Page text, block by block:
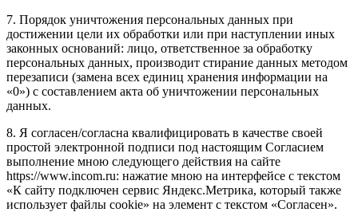
7. Порядок уничтожения персональных данных при
достижении цели их обработки или при наступлении иных
законных оснований: лицо, ответственное за обработку
персональных данных, производит стирание данных методом
перезаписи (замена всех единиц хранения информации на
«0») с составлением акта об уничтожении персональных
данных.
8. Я согласен/согласна квалифицировать в качестве своей
простой электронной подписи под настоящим Согласием
выполнение мною следующего действия на сайте
https://www.incom.ru: нажатие мною на интерфейсе с текстом
«К сайту подключен сервис Яндекс.Метрика, который также
использует файлы cookie» на элемент с текстом «Согласен».